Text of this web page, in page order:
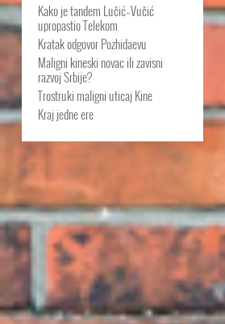
Kako je tandem Lučić–Vučić
upropastio Telekom
Kratak odgovor Pozhidaevu
Maligni kineski novac ili zavisni
razvoj Srbije?
Trostruki maligni uticaj Kine
Kraj jedne ere